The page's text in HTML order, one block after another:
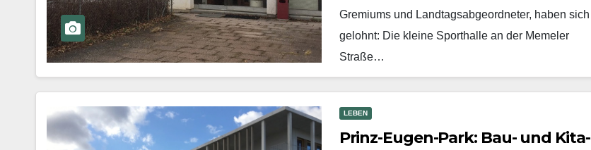
Gremiums und Landtagsabgeordneter, haben sich
gelohnt: Die kleine Sporthalle an der Memeler
Straße…
LEBEN
Prinz-Eugen-Park: Bau- und Kita-